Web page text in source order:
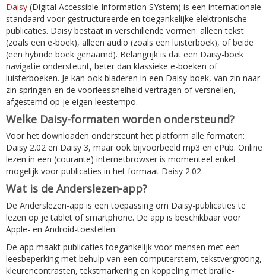
Daisy (Digital Accessible Information SYstem) is een internationale
standaard voor gestructureerde en toegankelijke elektronische
publicaties. Daisy bestaat in verschillende vormen: alleen tekst
(zoals een e-boek), alleen audio (zoals een luisterboek), of beide
(een hybride boek genaamd). Belangrijk is dat een Daisy-boek
navigatie ondersteunt, beter dan klassieke e-boeken of
luisterboeken. Je kan ook bladeren in een Daisy-boek, van zin naar
zin springen en de voorleessnelheid vertragen of versnellen,
afgestemd op je eigen leestempo.
Welke Daisy-formaten worden ondersteund?
Voor het downloaden ondersteunt het platform alle formaten:
Daisy 2.02 en Daisy 3, maar ook bijvoorbeeld mp3 en ePub. Online
lezen in een (courante) internetbrowser is momenteel enkel
mogelijk voor publicaties in het formaat Daisy 2.02.
Wat is de Anderslezen-app?
De Anderslezen-app is een toepassing om Daisy-publicaties te
lezen op je tablet of smartphone. De app is beschikbaar voor
Apple- en Android-toestellen.
De app maakt publicaties toegankelijk voor mensen met een
leesbeperking met behulp van een computerstem, tekstvergroting,
kleurencontrasten, tekstmarkering en koppeling met braille-